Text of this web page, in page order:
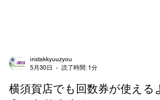
5月30日
読了時間: 1分